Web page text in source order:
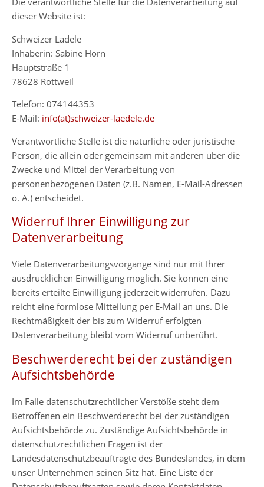
dieser Website ist:
Schweizer Lädele
Inhaberin: Sabine Horn
Hauptstraße 1
78628 Rottweil
Telefon: 074144353
E-Mail: info(at)schweizer-laedele.de
Verantwortliche Stelle ist die natürliche oder juristische
Person, die allein oder gemeinsam mit anderen über die
Zwecke und Mittel der Verarbeitung von
personenbezogenen Daten (z.B. Namen, E-Mail-Adressen
o. Ä.) entscheidet.
Widerruf Ihrer Einwilligung zur
Datenverarbeitung
Viele Datenverarbeitungsvorgänge sind nur mit Ihrer
ausdrücklichen Einwilligung möglich. Sie können eine
bereits erteilte Einwilligung jederzeit widerrufen. Dazu
reicht eine formlose Mitteilung per E-Mail an uns. Die
Rechtmäßigkeit der bis zum Widerruf erfolgten
Datenverarbeitung bleibt vom Widerruf unberührt.
Beschwerderecht bei der zuständigen
Aufsichtsbehörde
Im Falle datenschutzrechtlicher Verstöße steht dem
Betroffenen ein Beschwerderecht bei der zuständigen
Aufsichtsbehörde zu. Zuständige Aufsichtsbehörde in
datenschutzrechtlichen Fragen ist der
Landesdatenschutzbeauftragte des Bundeslandes, in dem
unser Unternehmen seinen Sitz hat. Eine Liste der